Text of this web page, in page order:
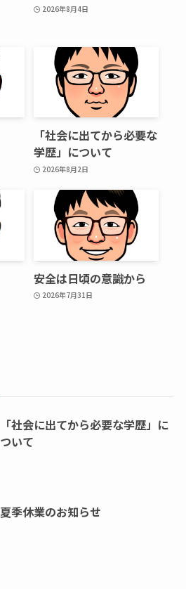
2026年8月4日
「社会に出てから必要な
学歴」について
2026年8月2日
安全は日頃の意識から
2026年7月31日
「社会に出てから必要な学歴」に
ついて
夏季休業のお知らせ